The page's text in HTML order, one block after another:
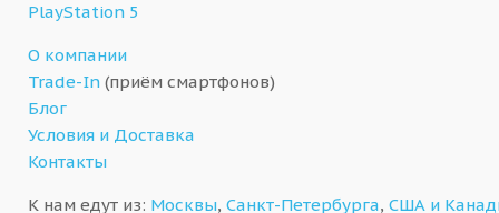
PlayStation 5
О компании
Trade-In (приём смартфонов)
Блог
Условия и Доставка
Контакты
К нам едут из: Москвы, Санкт-Петербурга, США и